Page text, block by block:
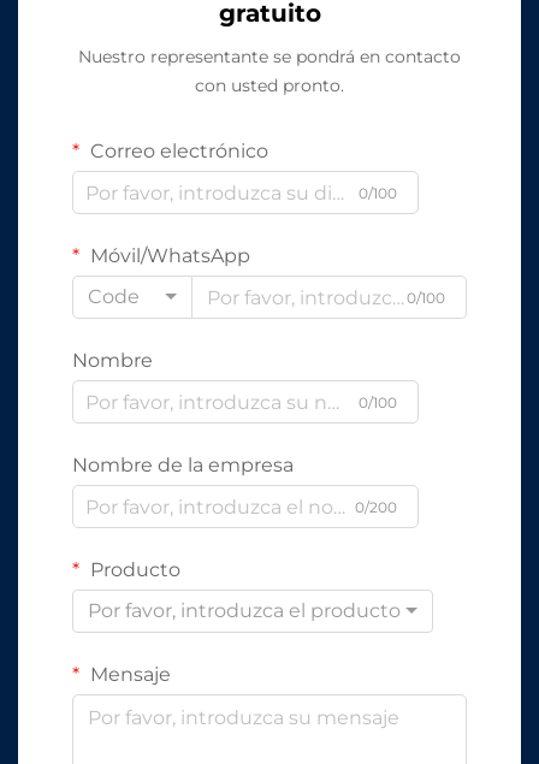
gratuito
Nuestro representante se pondrá en contacto
con usted pronto.
Correo electrónico
0/100
Móvil/WhatsApp
Code
0/100
Nombre
0/100
Nombre de la empresa
0/200
Producto
Por favor, introduzca el producto
Mensaje